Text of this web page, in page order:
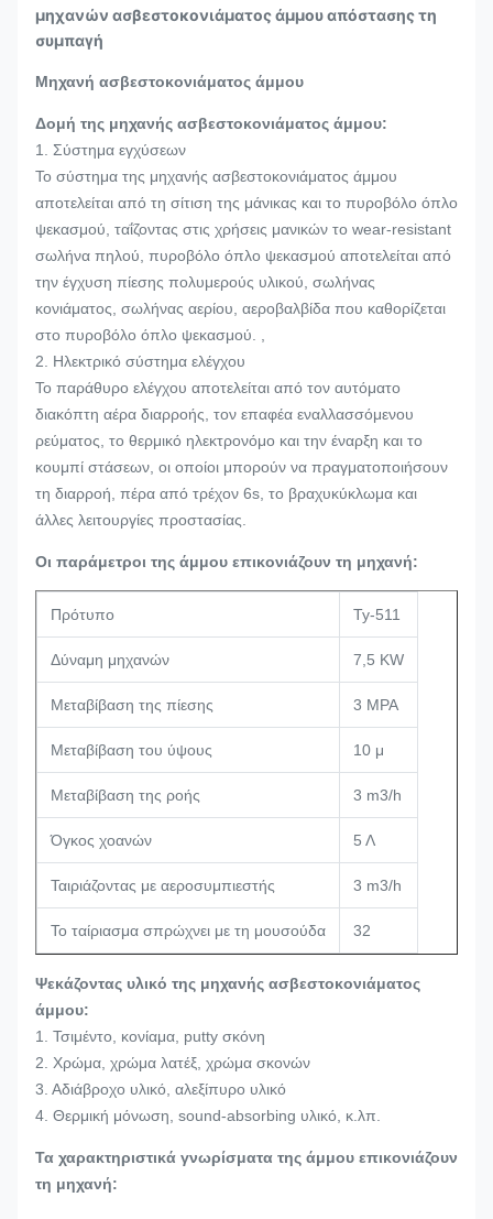
μηχανών ασβεστοκονιάματος άμμου απόστασης τη
συμπαγή
Μηχανή ασβεστοκονιάματος άμμου
Δομή της μηχανής ασβεστοκονιάματος άμμου:
1. Σύστημα εγχύσεων
Το σύστημα της μηχανής ασβεστοκονιάματος άμμου
αποτελείται από τη σίτιση της μάνικας και το πυροβόλο όπλο
ψεκασμού, ταΐζοντας στις χρήσεις μανικών το wear-resistant
σωλήνα πηλού, πυροβόλο όπλο ψεκασμού αποτελείται από
την έγχυση πίεσης πολυμερούς υλικού, σωλήνας
κονιάματος, σωλήνας αερίου, αεροβαλβίδα που καθορίζεται
στο πυροβόλο όπλο ψεκασμού. ,
2. Ηλεκτρικό σύστημα ελέγχου
Το παράθυρο ελέγχου αποτελείται από τον αυτόματο
διακόπτη αέρα διαρροής, τον επαφέα εναλλασσόμενου
ρεύματος, το θερμικό ηλεκτρονόμο και την έναρξη και το
κουμπί στάσεων, οι οποίοι μπορούν να πραγματοποιήσουν
τη διαρροή, πέρα από τρέχον 6s, το βραχυκύκλωμα και
άλλες λειτουργίες προστασίας.
Οι παράμετροι της άμμου επικονιάζουν τη μηχανή:
Πρότυπο Ty-511
Δύναμη μηχανών 7,5 KW
Μεταβίβαση της πίεσης 3 MPA
Μεταβίβαση του ύψους 10 μ
Μεταβίβαση της ροής 3 m3/h
Όγκος χοανών 5 Λ
Ταιριάζοντας με αεροσυμπιεστής 3 m3/h
Το ταίριασμα σπρώχνει με τη μουσούδα 32
Ψεκάζοντας υλικό της μηχανής ασβεστοκονιάματος
άμμου:
1. Τσιμέντο, κονίαμα, putty σκόνη
2. Χρώμα, χρώμα λατέξ, χρώμα σκονών
3. Αδιάβροχο υλικό, αλεξίπυρο υλικό
4. Θερμική μόνωση, sound-absorbing υλικό, κ.λπ.
Τα χαρακτηριστικά γνωρίσματα της άμμου επικονιάζουν
τη μηχανή: